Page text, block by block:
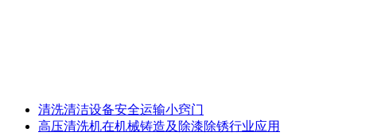
清洗清洁设备安全运输小窍门
高压清洗机在机械铸造及除漆除锈行业应用